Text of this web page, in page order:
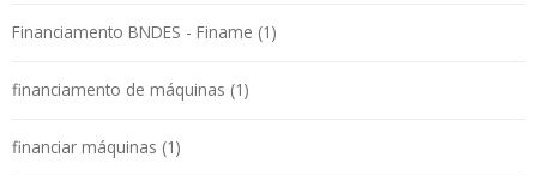
Financiamento BNDES - Finame (1)
financiamento de máquinas (1)
financiar máquinas (1)